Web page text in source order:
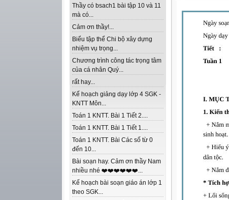
Thầy có bsach1 bài tập 10 và 11
mà có...
Cảm ơn thầy!...
Biểu tập thể Chi bộ xây dựng
nhiệm vụ trọng...
Chương trình công tác trọng tâm
của cá nhân Quý...
rất hay...
Kế hoạch giảng dạy lớp 4 SGK -
KNTT Môn...
Toán 1 KNTT. Bài 1 Tiết 2....
Toán 1 KNTT. Bài 1 Tiết 1....
Toán 1 KNTT. Bài Các số từ 0
đến 10...
Bài soạn hay. Cảm ơn thầy Nam
nhiều nhé ❤️❤️❤️❤️❤️❤️...
Kế hoạch bài soạn giáo án lớp 1
theo SGK...